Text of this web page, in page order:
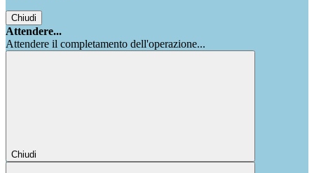
Chiudi
Attendere...
Attendere il completamento dell'operazione...
Chiudi